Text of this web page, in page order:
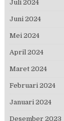
Juli 2024
Juni 2024
Mei 2024
April 2024
Maret 2024
Februari 2024
Januari 2024
Desember 2023